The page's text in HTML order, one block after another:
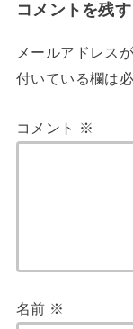
コメントを残す
メールアドレス
付いている欄は
コメント ※
名前 ※